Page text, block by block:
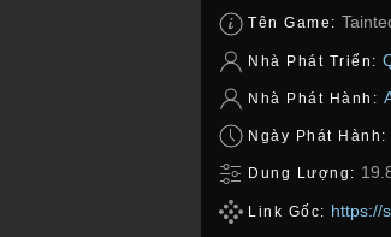
Tên Game:
Nhà Phát Triển:
Nhà Phát Hành:
Ngày Phát Hành:
Dung Lượng:
Link Gốc: https://